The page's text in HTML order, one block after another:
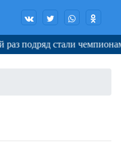
подряд стали